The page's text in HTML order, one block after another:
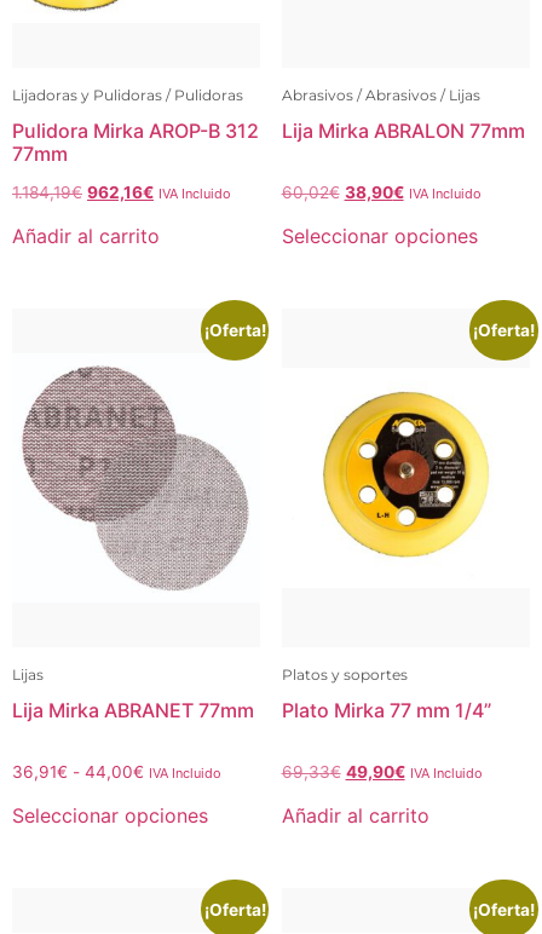
Lijadoras y Pulidoras / Pulidoras
Pulidora Mirka AROP-B 312
77mm
1.184,19€ 962,16€ IVA Incluido
Añadir al carrito
Abrasivos / Abrasivos / Lijas
Lija Mirka ABRALON 77mm
60,02€ 38,90€ IVA Incluido
Seleccionar opciones
¡Oferta!
Lijas
Lija Mirka ABRANET 77mm
36,91€ - 44,00€ IVA Incluido
Seleccionar opciones
¡Oferta!
Platos y soportes
Plato Mirka 77 mm 1/4”
69,33€ 49,90€ IVA Incluido
Añadir al carrito
¡Oferta! ¡Oferta!